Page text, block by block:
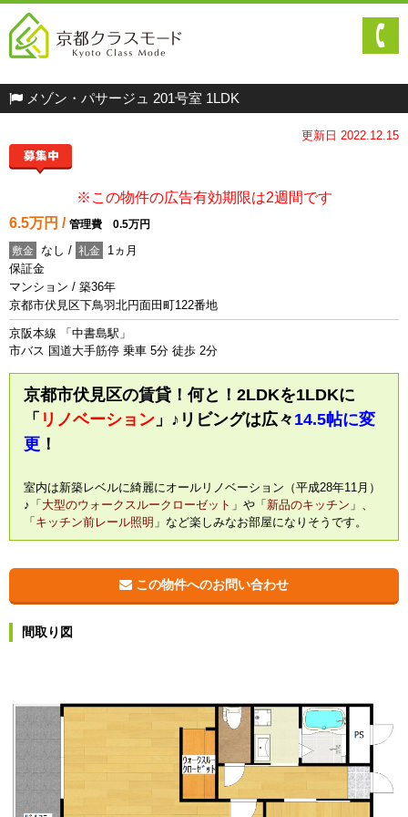
メゾン・パサージュ 201号室 1LDK
更新日 2022.12.15
※この物件の広告有効期限は2週間です
6.5万円 / 管理費 0.5万円
敷金 なし / 礼金
1ヵ月
保証金
マンション / 築36年
京都市伏見区下鳥羽北円面田町122番地
京阪本線 「中書島駅」
市バス 国道大手筋停 乗車 5分 徒歩 2分
京都市伏見区の賃貸！何と！2LDKを1LDKに
「 リノベーション 」♪リビングは広々 14.5帖に変
更 ！
室内は新築レベルに綺麗にオールリノベーション（平成28年11月）
♪「 大型のウォークスルークローゼット 」や「 新品のキッチン 」、
「 キッチン前レール照明 」など楽しみなお部屋になりそうです。
この物件へのお問い合わせ
間取り図